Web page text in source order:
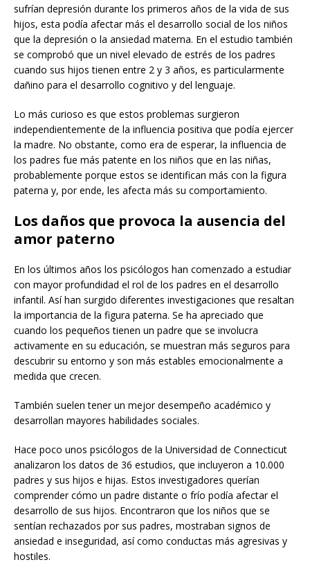
sufrían depresión durante los primeros años de la vida de sus
hijos, esta podía afectar más el desarrollo social de los niños
que la depresión o la ansiedad materna. En el estudio también
se comprobó que un nivel elevado de estrés de los padres
cuando sus hijos tienen entre 2 y 3 años, es particularmente
dañino para el desarrollo cognitivo y del lenguaje.
Lo más curioso es que estos problemas surgieron
independientemente de la influencia positiva que podía ejercer
la madre. No obstante, como era de esperar, la influencia de
los padres fue más patente en los niños que en las niñas,
probablemente porque estos se identifican más con la figura
paterna y, por ende, les afecta más su comportamiento.
Los daños que provoca la ausencia del
amor paterno
En los últimos años los psicólogos han comenzado a estudiar
con mayor profundidad el rol de los padres en el desarrollo
infantil. Así han surgido diferentes investigaciones que resaltan
la importancia de la figura paterna. Se ha apreciado que
cuando los pequeños tienen un padre que se involucra
activamente en su educación, se muestran más seguros para
descubrir su entorno y son más estables emocionalmente a
medida que crecen.
También suelen tener un mejor desempeño académico y
desarrollan mayores habilidades sociales.
Hace poco unos psicólogos de la Universidad de Connecticut
analizaron los datos de 36 estudios, que incluyeron a 10.000
padres y sus hijos e hijas. Estos investigadores querían
comprender cómo un padre distante o frío podía afectar el
desarrollo de sus hijos. Encontraron que los niños que se
sentían rechazados por sus padres, mostraban signos de
ansiedad e inseguridad, así como conductas más agresivas y
hostiles.